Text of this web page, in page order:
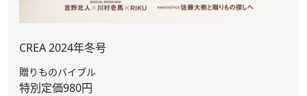
CREA 2024年冬号
贈りものバイブル
特別定価980円